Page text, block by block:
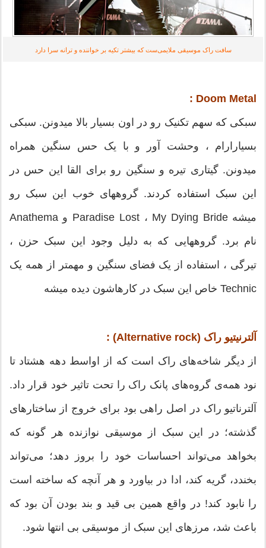
سافت راک موسیقی ملایمی‌ست که بیشتر تکیه بر خواننده و ترانه سرا دارد
Doom Metal :
سبکی که سهم تکنیک رو در اون بسیار بالا میدونن. سبکی
بسیارارام ، وحشت آور و با یک حس سنگین همراه
میدونن. گیتاری تیره و سنگین رو برای القا این حس در
این سبک استفاده کردند. گروههای خوب این سبک رو
میشه Paradise Lost ، My Dying Bride و Anathema
نام برد. گروههایی که به دلیل وجود این سبک حزن ،
تیرگی ، استفاده از یک فضای سنگین و مهمتر از همه یک
Technic خاص این سبک در کارهاشون دیده میشه
آلترنیتیو راک (Alternative rock) :
از دیگر شاخه‌های راک است که از اواسط دهه هشتاد تا
نود همه‌ی گروه‌های پانک راک را تحت تاثیر خود قرار داد.
آلترناتیو راک در اصل راهی بود برای خروج از ساختارهای
گذشته؛ در این سبک از موسیقی نوازنده هر گونه که
بخواهد می‌تواند احساسات خود را بروز دهد؛‌ می‌تواند
بخندد، گریه کند، ادا در بیاورد و هر آنچه که ساخته است
را نابود کند! در واقع همین بی قید و بند بودن آن بود که
باعث شد، مرزهای این سبک از موسیقی بی انتها شود.